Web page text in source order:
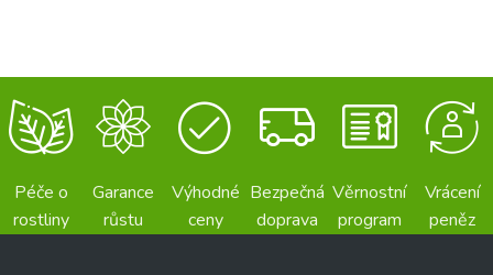
Péče o
rostliny
Garance
růstu
Výhodné
ceny
Bezpečná
doprava
Věrnostní
program
Vrácení
peněz